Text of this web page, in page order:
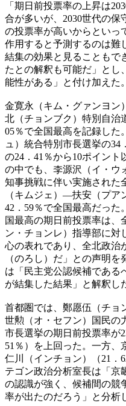
「期日前投票率の上昇は
合が多いが、2030世代の保
の投票率が高いからといっ
作用すると予測するのは難
結集の効果と見ることもで
たとの解釈も可能だ」とし
能性がある」と付け加えた。
金寛永（キム・グァンヨン
北（チョンブク）特別自治
05％で全国最高を記録した
ュ）統合特別市長選挙の
の24．41％から10ポイン
の中でも、李源沢（イ・ウ
知事挑戦に伴い実施され
（キムジェ）―扶安（プア
42．59％で全国最高だった
国最高の期日前投票率は、
ン・チョンレ）指導部に対
心の表れであり、全北政治
（のろし）だ」との声明
は「民主党公認候補である
が結集した結果」と解釈し
首都圏では、鄭愿伍（チョ
世勲（オ・セフン）国民の
市長選挙の期日前投票率が
51％）を上回った。一方、
仁川（インチョン）（21．
テゴン政治分析室長は「京
の認識が強く、候補間の競
率が出たのだろう」と分析